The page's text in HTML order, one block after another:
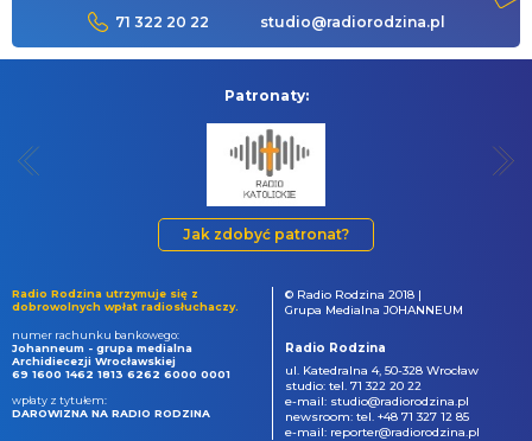
71 322 20 22 studio@radiorodzina.pl
Patronaty:
Jak zdobyć patronat?
Radio Rodzina utrzymuje się z
dobrowolnych wpłat radiosłuchaczy.
numer rachunku bankowego:
Johanneum - grupa medialna
Archidiecezji Wrocławskiej
69 1600 1462 1813 6262 6000 0001
wpłaty z tytułem:
DAROWIZNA NA RADIO RODZINA
© Radio Rodzina 2018 |
Grupa Medialna JOHANNEUM
Radio Rodzina
ul. Katedralna 4, 50-328 Wrocław
studio: tel. 71 322 20 22
e-mail: studio@radiorodzina.pl
newsroom: tel. +48 71 327 12 85
e-mail: reporter@radiorodzina.pl